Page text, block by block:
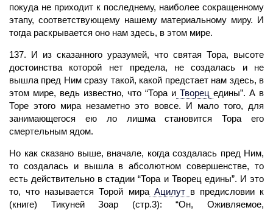
покуда не приходит к последнему, наиболее сокращенному
этапу, соответствующему нашему материальному миру. И
тогда раскрывается оно нам здесь, в этом мире.
137. И из сказанного уразумей, что святая Тора, высоте
достоинства которой нет предела, не создалась и не
вышла пред Ним сразу такой, какой предстает нам здесь, в
этом мире, ведь известно, что “Тора и Творец едины”. А в
Торе этого мира незаметно это вовсе. И мало того, для
занимающегося ею ло лишма становится Тора его
смертельным ядом.
Но как сказано выше, вначале, когда создалась пред Ним,
то создалась и вышла в абсолютном совершенстве, то
есть действительно в стадии “Тора иТворец едины”. И это
то, что называется Торой мираАцилут в предисловии к
(книге) Тикуней Зоар (стр.3): “Он, Оживляемое,